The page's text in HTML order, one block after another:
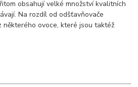
obsahují velké množství kvalitních
Na rozdíl od odšťavňovače
některého ovoce, které jsou taktéž